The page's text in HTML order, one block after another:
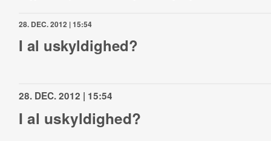
28. DEC. 2012 | 15:54
I al uskyldighed?
28. DEC. 2012 | 15:54
I al uskyldighed?